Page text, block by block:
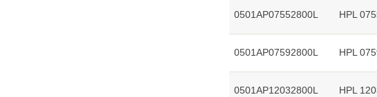
0501AP07552800L HPL
0501AP07592800L HPL
0501AP12032800L HPL